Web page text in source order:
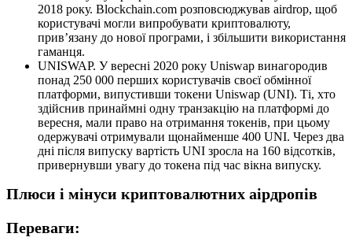
2018 року. Blockchain.com розповсюджував airdrop, щоб
користувачі могли випробувати криптовалюту,
прив’язану до нової програми, і збільшити використання
гаманця.
UNISWAP. У вересні 2020 року Uniswap винагородив
понад 250 000 перших користувачів своєї обмінної
платформи, випустивши токени Uniswap (UNI). Ті, хто
здійснив принаймні одну транзакцію на платформі до
вересня, мали право на отримання токенів, при цьому
одержувачі отримували щонайменше 400 UNI. Через два
дні після випуску вартість UNI зросла на 160 відсотків,
привернувши увагу до токена під час вікна випуску.
Плюси і мінуси криптовалютних аірдропів
Переваги: